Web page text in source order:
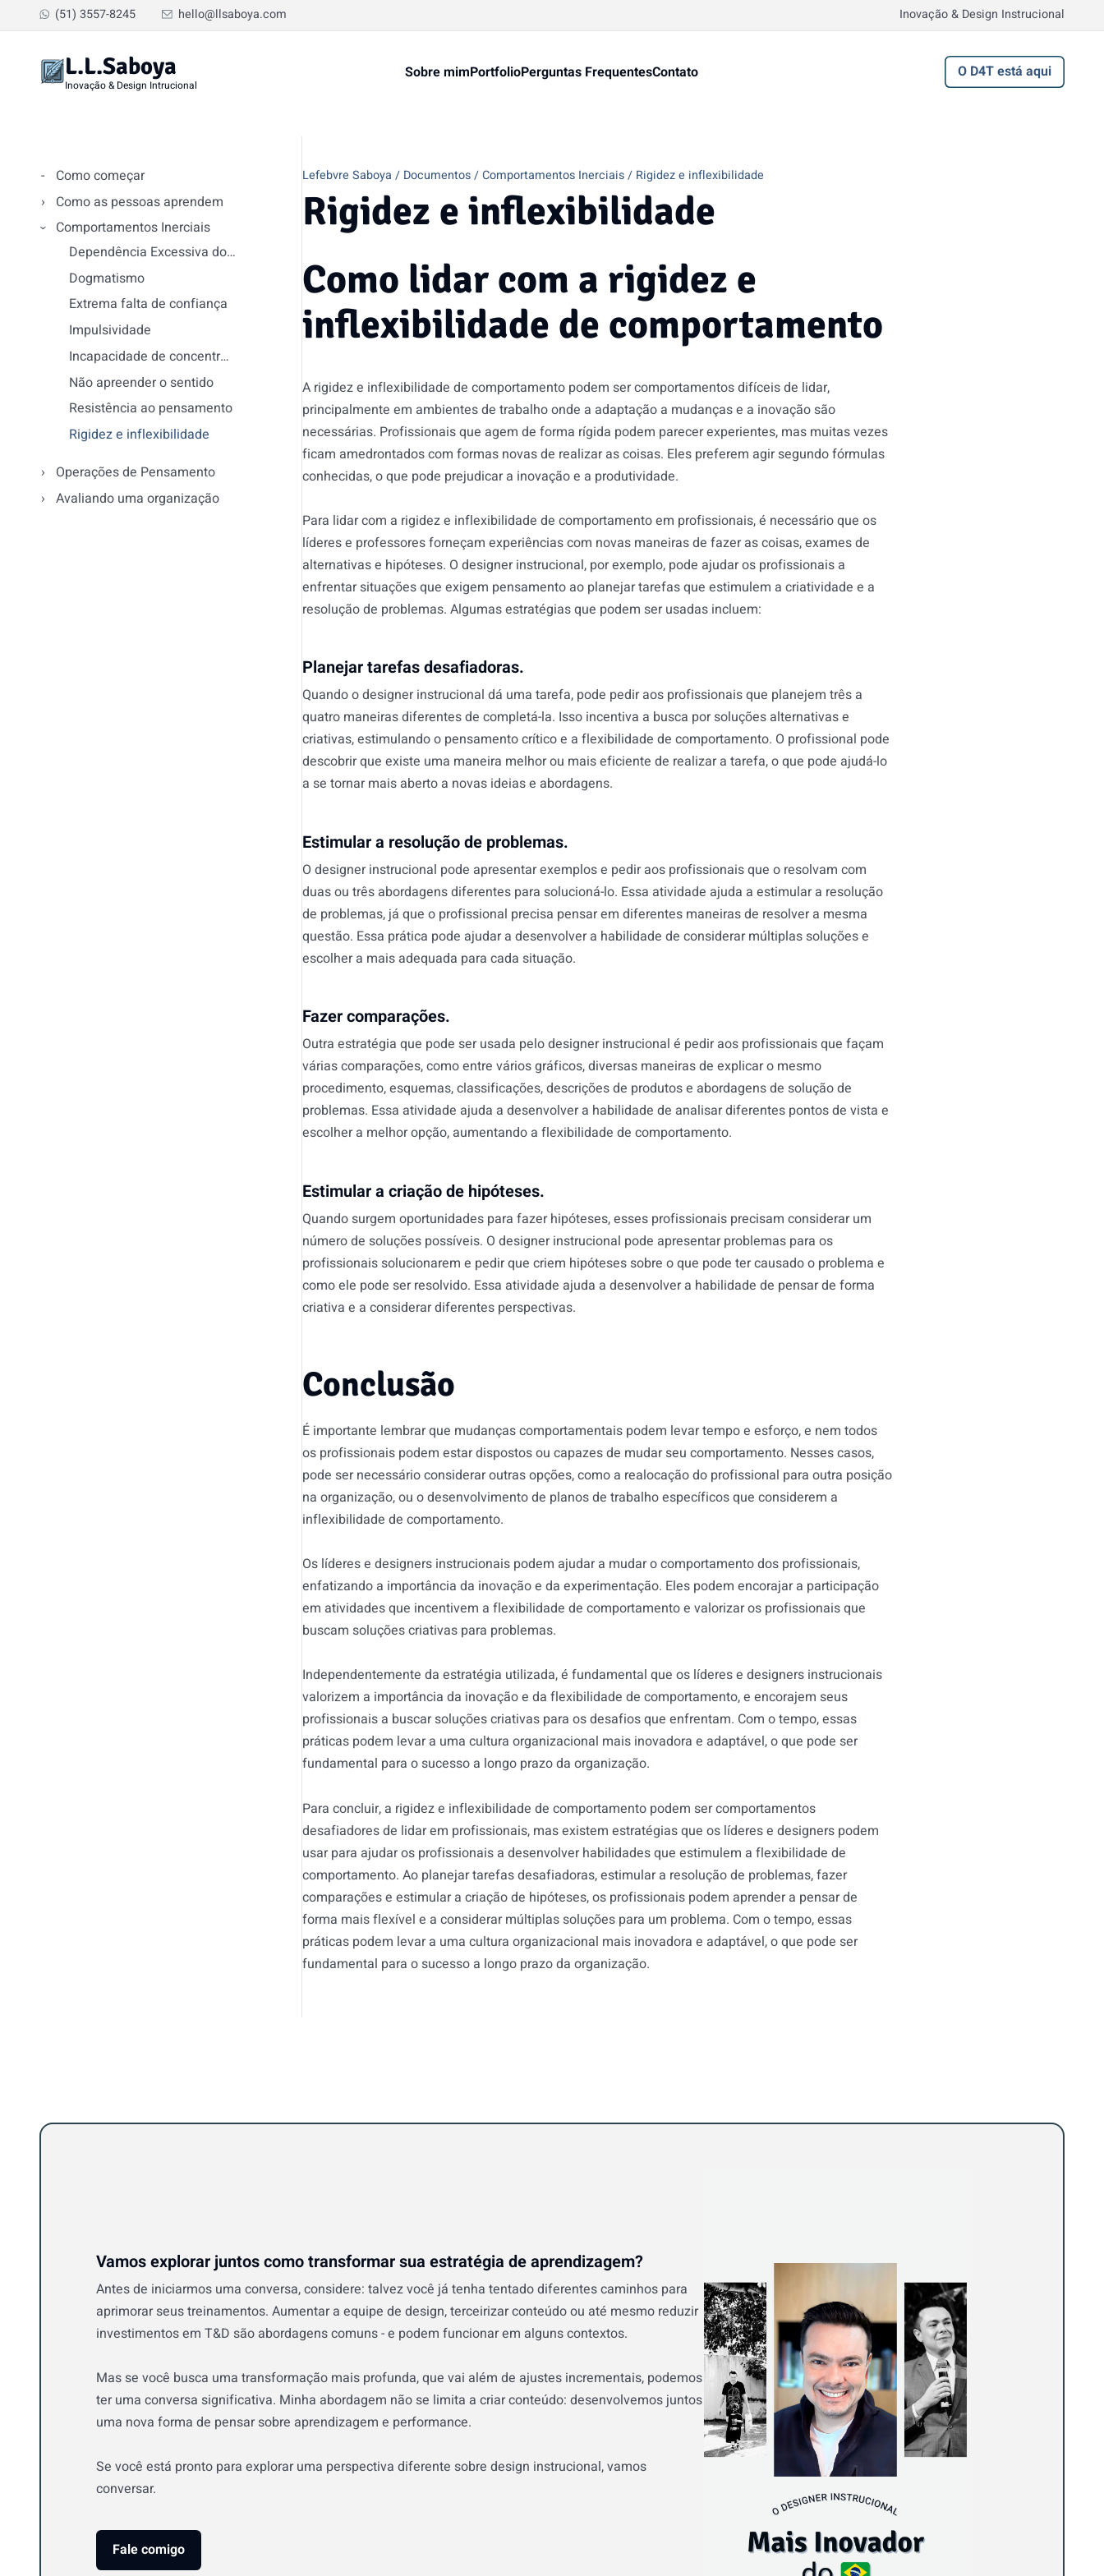
(51) 3557-8245 hello@llsaboya.com Inovação & Design Instrucional
L.L.Saboya
Inovação & Design Intrucional
Sobre mimPortfolioPerguntas FrequentesContato O D4T está aqui
Como começar
Como as pessoas aprendem
Comportamentos Inerciais
Dependência Excessiva do Chefe
Dogmatismo
Extrema falta de confiança
Impulsividade
Incapacidade de concentração
Não apreender o sentido
Resistência ao pensamento
Rigidez e inflexibilidade
Operações de Pensamento
Avaliando uma organização
Lefebvre Saboya Documentos Comportamentos Inerciais Rigidez e inflexibilidade
Rigidez e inflexibilidade
Como lidar com a rigidez e
inflexibilidade de comportamento
A rigidez e inflexibilidade de comportamento podem ser comportamentos difíceis de lidar,
principalmente em ambientes de trabalho onde a adaptação a mudanças e a inovação são
necessárias. Profissionais que agem de forma rígida podem parecer experientes, mas muitas vezes
ficam amedrontados com formas novas de realizar as coisas. Eles preferem agir segundo fórmulas
conhecidas, o que pode prejudicar a inovação e a produtividade.
Para lidar com a rigidez e inflexibilidade de comportamento em profissionais, é necessário que os
líderes e professores forneçam experiências com novas maneiras de fazer as coisas, exames de
alternativas e hipóteses. O designer instrucional, por exemplo, pode ajudar os profissionais a
enfrentar situações que exigem pensamento ao planejar tarefas que estimulem a criatividade e a
resolução de problemas. Algumas estratégias que podem ser usadas incluem:
Planejar tarefas desafiadoras.
Quando o designer instrucional dá uma tarefa, pode pedir aos profissionais que planejem três a
quatro maneiras diferentes de completá-la. Isso incentiva a busca por soluções alternativas e
criativas, estimulando o pensamento crítico e a flexibilidade de comportamento. O profissional pode
descobrir que existe uma maneira melhor ou mais eficiente de realizar a tarefa, o que pode ajudá-lo
a se tornar mais aberto a novas ideias e abordagens.
Estimular a resolução de problemas.
O designer instrucional pode apresentar exemplos e pedir aos profissionais que o resolvam com
duas ou três abordagens diferentes para solucioná-lo. Essa atividade ajuda a estimular a resolução
de problemas, já que o profissional precisa pensar em diferentes maneiras de resolver a mesma
questão. Essa prática pode ajudar a desenvolver a habilidade de considerar múltiplas soluções e
escolher a mais adequada para cada situação.
Fazer comparações.
Outra estratégia que pode ser usada pelo designer instrucional é pedir aos profissionais que façam
várias comparações, como entre vários gráficos, diversas maneiras de explicar o mesmo
procedimento, esquemas, classificações, descrições de produtos e abordagens de solução de
problemas. Essa atividade ajuda a desenvolver a habilidade de analisar diferentes pontos de vista e
escolher a melhor opção, aumentando a flexibilidade de comportamento.
Estimular a criação de hipóteses.
Quando surgem oportunidades para fazer hipóteses, esses profissionais precisam considerar um
número de soluções possíveis. O designer instrucional pode apresentar problemas para os
profissionais solucionarem e pedir que criem hipóteses sobre o que pode ter causado o problema e
como ele pode ser resolvido. Essa atividade ajuda a desenvolver a habilidade de pensar de forma
criativa e a considerar diferentes perspectivas.
Conclusão
É importante lembrar que mudanças comportamentais podem levar tempo e esforço, e nem todos
os profissionais podem estar dispostos ou capazes de mudar seu comportamento. Nesses casos,
pode ser necessário considerar outras opções, como a realocação do profissional para outra posição
na organização, ou o desenvolvimento de planos de trabalho específicos que considerem a
inflexibilidade de comportamento.
Os líderes e designers instrucionais podem ajudar a mudar o comportamento dos profissionais,
enfatizando a importância da inovação e da experimentação. Eles podem encorajar a participação
em atividades que incentivem a flexibilidade de comportamento e valorizar os profissionais que
buscam soluções criativas para problemas.
Independentemente da estratégia utilizada, é fundamental que os líderes e designers instrucionais
valorizem a importância da inovação e da flexibilidade de comportamento, e encorajem seus
profissionais a buscar soluções criativas para os desafios que enfrentam. Com o tempo, essas
práticas podem levar a uma cultura organizacional mais inovadora e adaptável, o que pode ser
fundamental para o sucesso a longo prazo da organização.
Para concluir, a rigidez e inflexibilidade de comportamento podem ser comportamentos
desafiadores de lidar em profissionais, mas existem estratégias que os líderes e designers podem
usar para ajudar os profissionais a desenvolver habilidades que estimulem a flexibilidade de
comportamento. Ao planejar tarefas desafiadoras, estimular a resolução de problemas, fazer
comparações e estimular a criação de hipóteses, os profissionais podem aprender a pensar de
forma mais flexível e a considerar múltiplas soluções para um problema. Com o tempo, essas
práticas podem levar a uma cultura organizacional mais inovadora e adaptável, o que pode ser
fundamental para o sucesso a longo prazo da organização.
Vamos explorar juntos como transformar sua estratégia de aprendizagem?
Antes de iniciarmos uma conversa, considere: talvez você já tenha tentado diferentes caminhos para
aprimorar seus treinamentos. Aumentar a equipe de design, terceirizar conteúdo ou até mesmo reduzir
investimentos em T&D são abordagens comuns - e podem funcionar em alguns contextos.
Mas se você busca uma transformação mais profunda, que vai além de ajustes incrementais, podemos
ter uma conversa significativa. Minha abordagem não se limita a criar conteúdo: desenvolvemos juntos
uma nova forma de pensar sobre aprendizagem e performance.
Se você está pronto para explorar uma perspectiva diferente sobre design instrucional, vamos
conversar.
Fale comigo